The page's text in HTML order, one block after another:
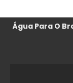
Água Para O